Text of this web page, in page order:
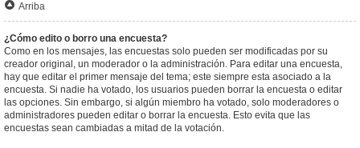
Arriba
¿Cómo edito o borro una encuesta?
Como en los mensajes, las encuestas solo pueden ser modificadas por su
creador original, un moderador o la administración. Para editar una encuesta,
hay que editar el primer mensaje del tema; este siempre esta asociado a la
encuesta. Si nadie ha votado, los usuarios pueden borrar la encuesta o editar
las opciones. Sin embargo, si algún miembro ha votado, solo moderadores o
administradores pueden editar o borrar la encuesta. Esto evita que las
encuestas sean cambiadas a mitad de la votación.